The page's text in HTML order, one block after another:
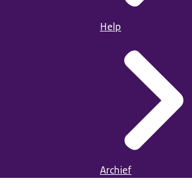
Help
Archief